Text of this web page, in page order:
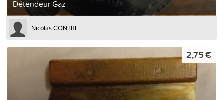
Détendeur Gaz
Nicolas CONTRI
2,75 €